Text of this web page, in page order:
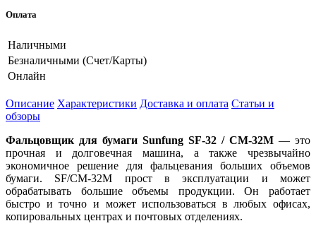
Оплата
Наличными
Безналичными (Счет/Карты)
Онлайн
Описание Характеристики Доставка и оплата Статьи и
обзоры
Фальцовщик для бумаги Sunfung SF-32 / CM-32M — это
прочная и долговечная машина, а также чрезвычайно
экономичное решение для фальцевания больших объемов
бумаги. SF/CM-32M прост в эксплуатации и может
обрабатывать большие объемы продукции. Он работает
быстро и точно и может использоваться в любых офисах,
копировальных центрах и почтовых отделениях.